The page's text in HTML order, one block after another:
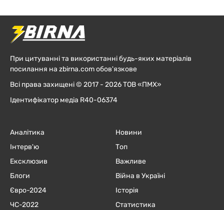
При цитуванні та використанні будь-яких матеріалів
посилання на zbirna.com обов'язкове
Всі права захищені © 2017 - 2026 ТОВ «ПМХ»
Ідентифікатор медіа R40-06374
Аналітика
Інтерв'ю
Ексклюзив
Блоги
Євро-2024
ЧC-2022
Новини
Топ
Важливе
Війна в Україні
Історія
Статистика